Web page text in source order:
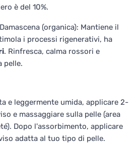
è del 10%.
(organica): Mantiene il
i processi rigenerativi, ha
. Rinfresca, calma rossori e
pelle.
e leggermente umida, applicare 2-
e massaggiare sulla pelle (area
Dopo l'assorbimento, applicare
adatta al tuo tipo di pelle.